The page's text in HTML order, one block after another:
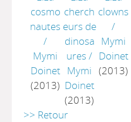
cosmo
nautes
/
Mymi
Doinet
(2013)
cherch
eurs de
dinosa
ures /
Mymi
Doinet
(2013)
clowns
/
Mymi
Doinet
(2013)
>> Retour